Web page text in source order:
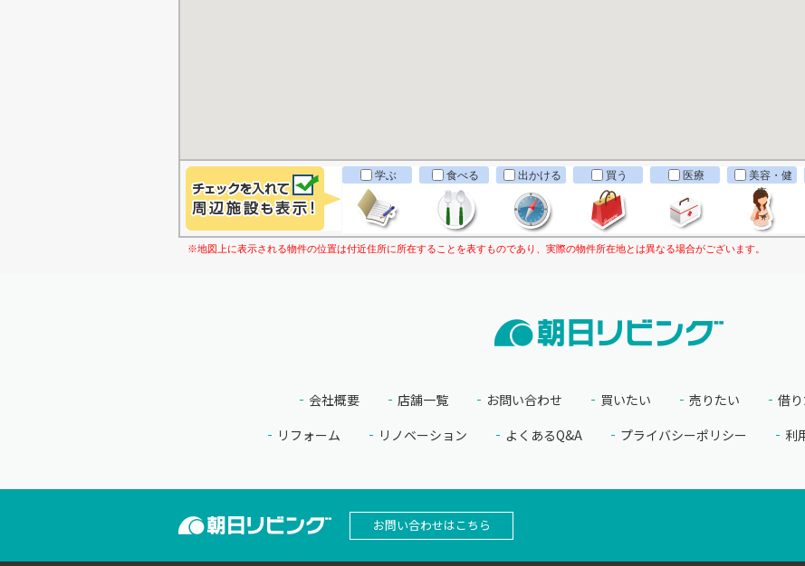
学ぶ 食べる 出かける 買う 医療
美容・健
康
※地図上に表示される物件の位置は付近住所に所在することを表すものであり、実際の物件所在地とは異なる場合がございます。
会社概要 店舗一覧 お問い合わせ 買いたい 売りたい 借
リフォーム
リノベーション よくあるQ&A プライバシーポリシー 利
お問い合わせはこちら